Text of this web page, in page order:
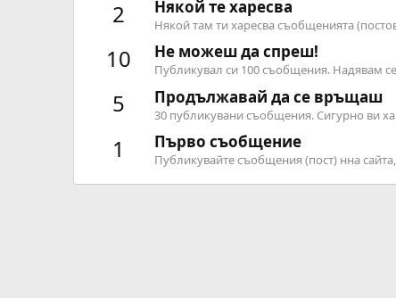
2 Някой те харесва
Някой там ти харесва съобщенията
10 Не можеш да спреш!
Публикувал си 100 съобщения. Надявам
5 Продължавай да се връщаш
30 публикувани съобщения. Сигурно ви
1 Първо съобщение
Публикувайте съобщения (пост) нна